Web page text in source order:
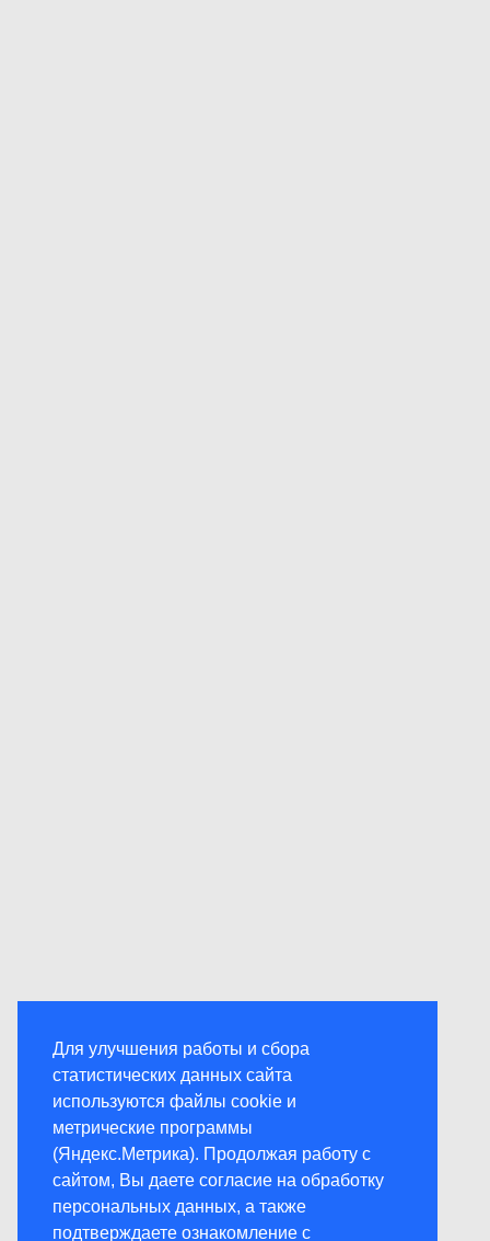
Для улучшения работы и сбора
статистических данных сайта
используются файлы cookie и
метрические программы
(Яндекс.Метрика). Продолжая работу с
сайтом, Вы даете согласие на обработку
персональных данных, а также
подтверждаете ознакомление с